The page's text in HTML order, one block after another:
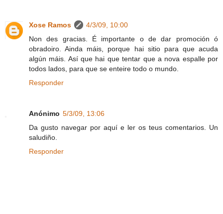
Xose Ramos
4/3/09, 10:00
Non des gracias. É importante o de dar promoción ó
obradoiro. Ainda máis, porque hai sitio para que acuda
algún máis. Así que hai que tentar que a nova espalle por
todos lados, para que se enteire todo o mundo.
Responder
Anónimo 5/3/09, 13:06
Da gusto navegar por aquí e ler os teus comentarios. Un
saludiño.
Responder